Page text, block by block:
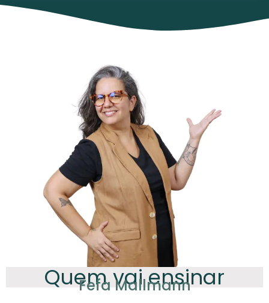
Quem vai ensinar
Fefa Mallmann